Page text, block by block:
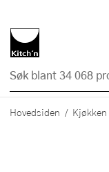
Hovedsiden Kjøkken